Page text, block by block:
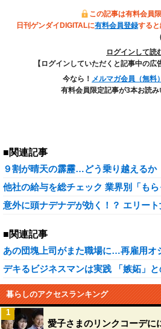
この記事は有料会員限
日刊ゲンダイDIGITALに有料会員登録すると
ログインして読
【ログインしていただくと記事中の広
今なら！ メルマガ会員（無料
有料会員限定記事が3本お読み
■関連記事
９割が晴天の霹靂…どう乗り越えるか
他社の給与を総チェック 業界別「も
意外に頭ナデナデが効く！？ エリー
■関連記事
あの団塊上司がまた職場に…再雇用オ
デキるビジネスマンは実践 「嫉妬」
暮らしのアクセスランキング
愛子さまのリンクコーデに
1